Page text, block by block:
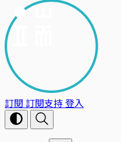
訂閱 訂閱支持登入